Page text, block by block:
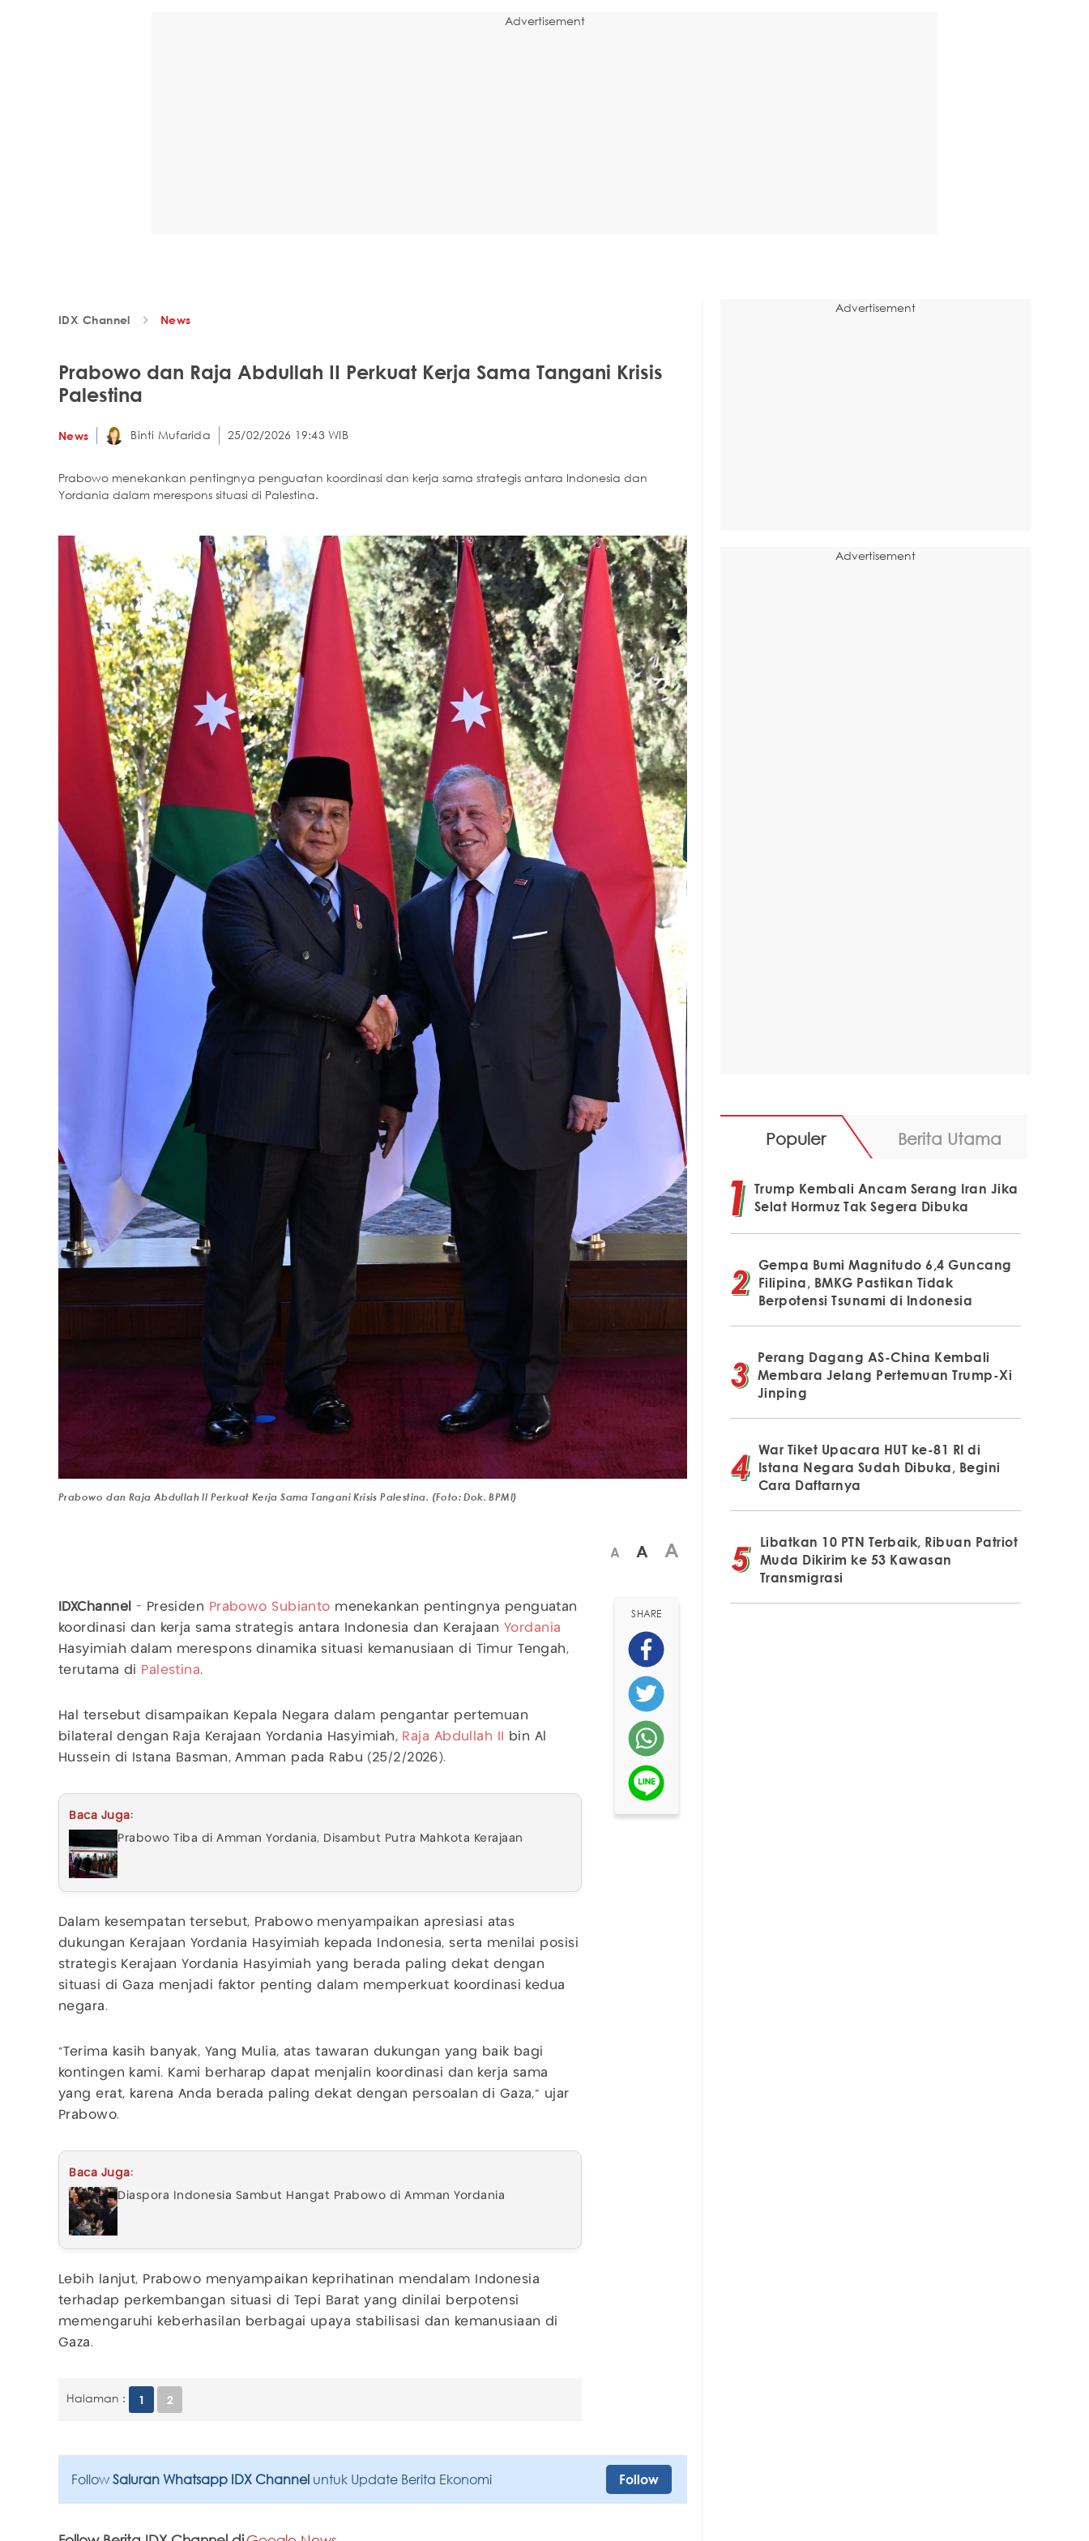
Advertisement
IDX Channel News
Prabowo dan Raja Abdullah II Perkuat Kerja Sama Tangani Krisis
Palestina
News Binti Mufarida 25/02/2026 19:43 WIB
Prabowo menekankan pentingnya penguatan koordinasi dan kerja sama strategis antara Indonesia dan
Yordania dalam merespons situasi di Palestina.
Prabowo dan Raja Abdullah II Perkuat Kerja Sama Tangani Krisis Palestina. (Foto: Dok. BPMI)
A A A
IDXChannel - Presiden Prabowo Subianto menekankan pentingnya penguatan
koordinasi dan kerja sama strategis antara Indonesia dan Kerajaan Yordania
Hasyimiah dalam merespons dinamika situasi kemanusiaan di Timur Tengah,
terutama di Palestina.
Hal tersebut disampaikan Kepala Negara dalam pengantar pertemuan
bilateral dengan Raja Kerajaan Yordania Hasyimiah, Raja Abdullah II
bin Al
Hussein di Istana Basman, Amman pada Rabu (25/2/2026).
Baca Juga:
Prabowo Tiba di Amman Yordania, Disambut Putra Mahkota Kerajaan
Dalam kesempatan tersebut, Prabowo menyampaikan apresiasi atas
dukungan Kerajaan Yordania Hasyimiah kepada Indonesia, serta menilai posisi
strategis Kerajaan Yordania Hasyimiah yang berada paling dekat dengan
situasi di Gaza menjadi faktor penting dalam memperkuat koordinasi kedua
negara.
“Terima kasih banyak, Yang Mulia, atas tawaran dukungan yang baik bagi
kontingen kami. Kami berharap dapat menjalin koordinasi dan kerja sama
yang erat, karena Anda berada paling dekat dengan persoalan di Gaza,” ujar
Prabowo.
Baca Juga:
Diaspora Indonesia Sambut Hangat Prabowo di Amman Yordania
Lebih lanjut, Prabowo menyampaikan keprihatinan mendalam Indonesia
terhadap perkembangan situasi di Tepi Barat yang dinilai berpotensi
memengaruhi keberhasilan berbagai upaya stabilisasi dan kemanusiaan di
Gaza.
Halaman : 1 2
SHARE
Follow Saluran Whatsapp IDX Channel untuk Update Berita Ekonomi Follow
Advertisement
Advertisement
Populer Berita Utama
Trump Kembali Ancam Serang Iran Jika
Selat Hormuz Tak Segera Dibuka
Gempa Bumi Magnitudo 6,4 Guncang
Filipina, BMKG Pastikan Tidak
Berpotensi Tsunami di Indonesia
Perang Dagang AS-China Kembali
Membara Jelang Pertemuan Trump-Xi
Jinping
War Tiket Upacara HUT ke-81 RI di
Istana Negara Sudah Dibuka, Begini
Cara Daftarnya
Libatkan 10 PTN Terbaik, Ribuan Patriot
Muda Dikirim ke 53 Kawasan
Transmigrasi